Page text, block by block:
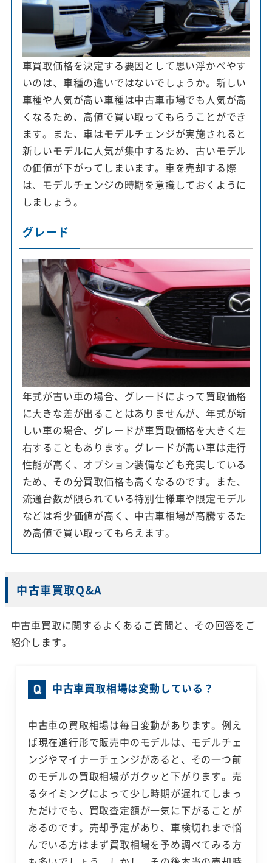
車買取価格を決定する要因として思い浮かべやす
いのは、車種の違いではないでしょうか。新しい
車種や人気が高い車種は中古車市場でも人気が高
くなるため、高値で買い取ってもらうことができ
ます。また、車はモデルチェンジが実施されると
新しいモデルに人気が集中するため、古いモデル
の価値が下がってしまいます。車を売却する際
は、モデルチェンジの時期を意識しておくように
しましょう。
グレード
年式が古い車の場合、グレードによって買取価格
に大きな差が出ることはありませんが、年式が新
しい車の場合、グレードが車買取価格を大きく左
右することもあります。グレードが高い車は走行
性能が高く、オプション装備なども充実している
ため、その分買取価格も高くなるのです。また、
流通台数が限られている特別仕様車や限定モデル
などは希少価値が高く、中古車相場が高騰するた
め高値で買い取ってもらえます。
中古車買取Q&A
中古車買取に関するよくあるご質問と、その回答をご
紹介します。
中古車買取相場は変動している？
中古車の買取相場は毎日変動があります。例え
ば現在進行形で販売中のモデルは、モデルチェ
ンジやマイナーチェンジがあると、その一つ前
のモデルの買取相場がガクッと下がります。売
るタイミングによって少し時期が遅れてしまっ
ただけでも、買取査定額が一気に下がることが
あるのです。売却予定があり、車検切れまで悩
んでいる方はまず買取相場を予め調べてみる方